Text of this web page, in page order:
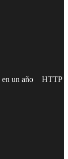
en un año HTTP